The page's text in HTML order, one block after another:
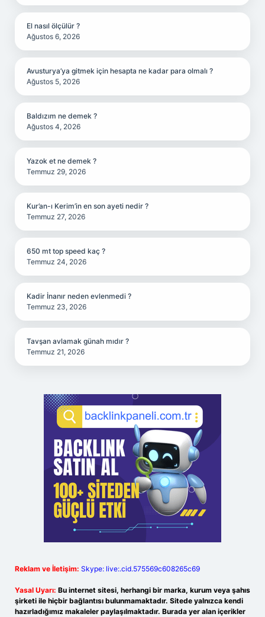
El nasıl ölçülür ?
Ağustos 6, 2026
Avusturya’ya gitmek için hesapta ne kadar para olmalı ?
Ağustos 5, 2026
Baldızım ne demek ?
Ağustos 4, 2026
Yazok et ne demek ?
Temmuz 29, 2026
Kur’an-ı Kerim’in en son ayeti nedir ?
Temmuz 27, 2026
650 mt top speed kaç ?
Temmuz 24, 2026
Kadir İnanır neden evlenmedi ?
Temmuz 23, 2026
Tavşan avlamak günah mıdır ?
Temmuz 21, 2026
Reklam ve İletişim: Skype: live:.cid.575569c608265c69
Yasal Uyarı: Bu internet sitesi, herhangi bir marka, kurum veya şahıs
şirketi ile hiçbir bağlantısı bulunmamaktadır. Sitede yalnızca kendi
hazırladığımız makaleler paylaşılmaktadır. Burada yer alan içerikler